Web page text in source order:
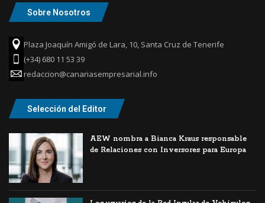
Sobre Nosotros
Plaza Joaquín Amigó de Lara, 10, Santa Cruz de Tenerife
(+34) 680 11 53 39
redaccion@canariasempresarial.info
Selección del Editor
AEW nombra a Bianca Kraus responsable
de Relaciones con Inversores para Europa